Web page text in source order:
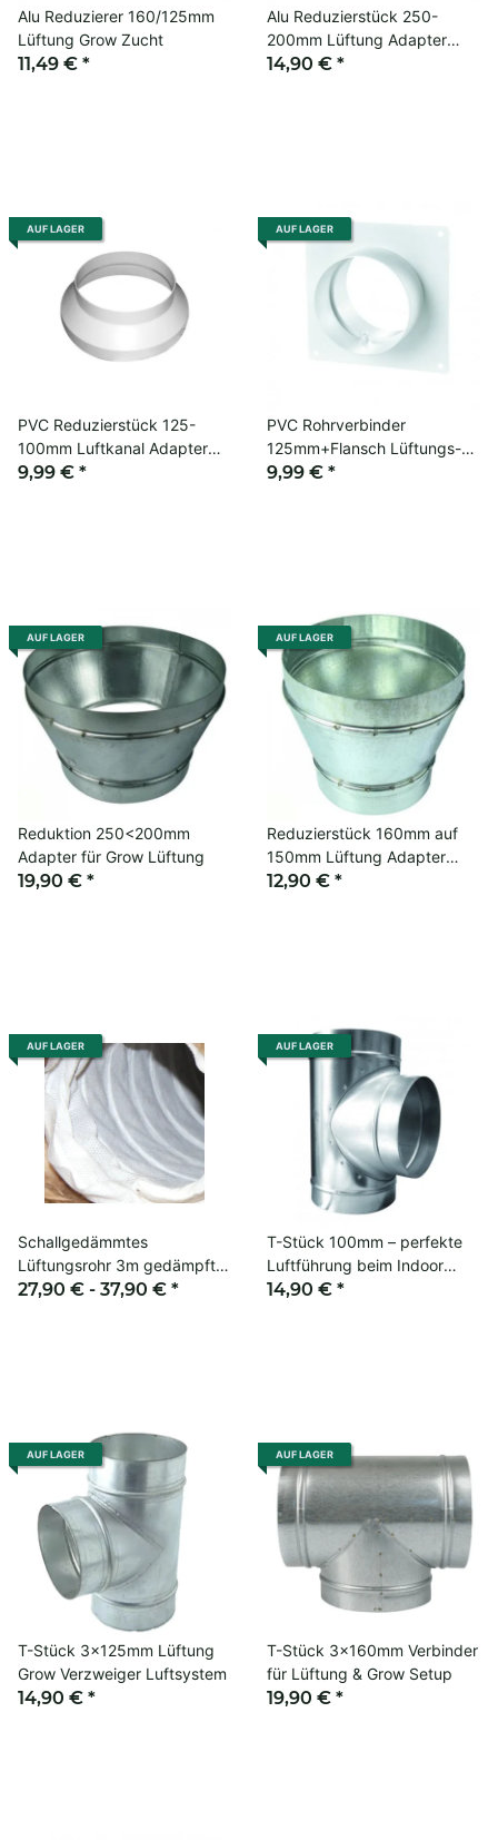
Alu Reduzierer 160/125mm
Lüftung Grow Zucht
11,49 € *
Alu Reduzierstück 250-
200mm Lüftung Adapter
Grow Kanal
14,90 € *
AUF LAGER
PVC Reduzierstück 125-
100mm Luftkanal Adapter
Grow
9,99 € *
AUF LAGER
PVC Rohrverbinder
125mm+Flansch Lüftungs-
Verbinder Growing
9,99 € *
AUF LAGER
Reduktion 250<200mm
Adapter für Grow Lüftung
19,90 € *
AUF LAGER
Reduzierstück 160mm auf
150mm Lüftung Adapter
Growbox
12,90 € *
AUF LAGER
Schallgedämmtes
Lüftungsrohr 3m gedämpft
Grow Belüftung Flex Rohr
27,90 € - 37,90 € *
AUF LAGER
T-Stück 100mm – perfekte
Luftführung beim Indoor
Growing
14,90 € *
AUF LAGER
T-Stück 3x125mm Lüftung
Grow Verzweiger Luftsystem
14,90 € *
AUF LAGER
T-Stück 3x160mm Verbinder
für Lüftung & Grow Setup
19,90 € *